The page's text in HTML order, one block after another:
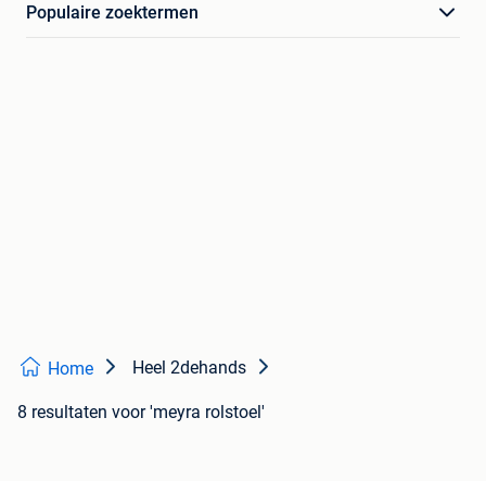
Populaire zoektermen
Home Heel 2dehands
8 resultaten voor 'meyra rolstoel'